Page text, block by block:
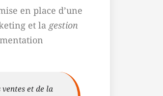
en place d’une
et la gestion
et de la